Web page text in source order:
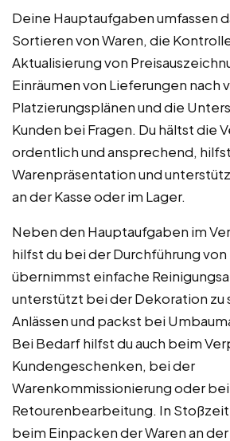
Deine Hauptaufgaben umfassen
Sortieren von Waren, die
Aktualisierung von
Einräumen von Lieferungen nach
Platzierungsplänen und die
Kunden bei Fragen. Du hältst die
ordentlich und ansprechend,
Warenpräsentation und
an der Kasse oder im Lager.
Neben den Hauptaufgaben im
hilfst du bei der Durchführung
übernimmst einfache
unterstützt bei der Dekoration zu
Anlässen und packst bei
Bei Bedarf hilfst du auch beim
Kundengeschenken, bei der
Warenkommissionierung oder
Retourenbearbeitung. In
beim Einpacken der Waren an der